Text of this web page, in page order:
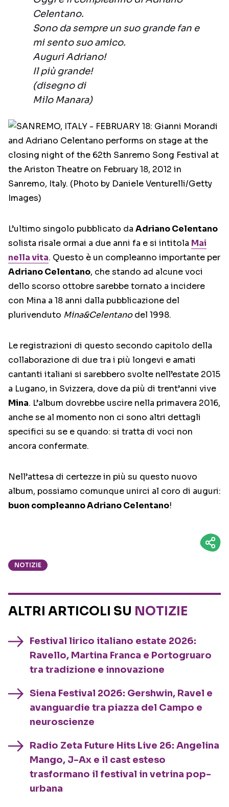
Celentano.
Sono da sempre un suo grande fan e
mi sento suo amico.
Auguri Adriano!
Il più grande!
(disegno di
Milo Manara)
L’ultimo singolo pubblicato da Adriano Celentano
solista risale ormai a due anni fa e si intitola Mai
nella vita. Questo è un compleanno importante per
Adriano Celentano, che stando ad alcune voci
dello scorso ottobre sarebbe tornato a incidere
con Mina a 18 anni dalla pubblicazione del
plurivenduto Mina&Celentanodel 1998.
Le registrazioni di questo secondo capitolo della
collaborazione di due tra i più longevi e amati
cantanti italiani si sarebbero svolte nell’estate 2015
a Lugano, in Svizzera, dove da più di trent’anni vive
Mina. L’album dovrebbe uscire nella primavera 2016,
anche se al momento non ci sono altri dettagli
specifici su se e quando: si tratta di voci non
ancora confermate.
Nell’attesa di certezze in più su questo nuovo
album, possiamo comunque unirci al coro di auguri:
buon compleanno Adriano Celentano!
NOTIZIE
ALTRI ARTICOLI SU NOTIZIE
Festival lirico italiano estate 2026:
Ravello, Martina Franca e Portogruaro
tra tradizione e innovazione
Siena Festival 2026: Gershwin, Ravel e
avanguardie tra piazza del Campo e
neuroscienze
Radio Zeta Future Hits Live 26: Angelina
Mango, J-Ax e il cast esteso
trasformano il festival in vetrina pop-
urbana